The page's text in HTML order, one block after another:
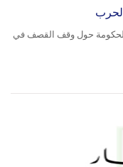
الحكومة حول وقف القصف في